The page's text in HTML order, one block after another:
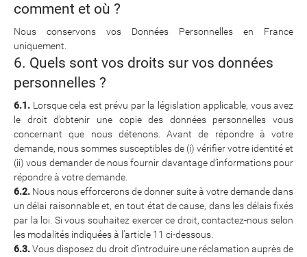
comment et où ?
Nous conservons vos Données Personnelles en France
uniquement.
6. Quels sont vos droits sur vos données
personnelles ?
6.1. Lorsque cela est prévu par la législation applicable, vous avez
le droit d’obtenir une copie des données personnelles vous
concernant que nous détenons. Avant de répondre à votre
demande, nous sommes susceptibles de (i) vérifier votre identité et
(ii) vous demander de nous fournir davantage d’informations pour
répondre à votre demande.
6.2. Nous nous efforcerons de donner suite à votre demande dans
un délai raisonnable et, en tout état de cause, dans les délais fixés
par la loi. Si vous souhaitez exercer ce droit, contactez-nous selon
les modalités indiquées à l’article 11 ci-dessous.
6.3.Vous disposez du droit d’introduire une réclamation auprès de